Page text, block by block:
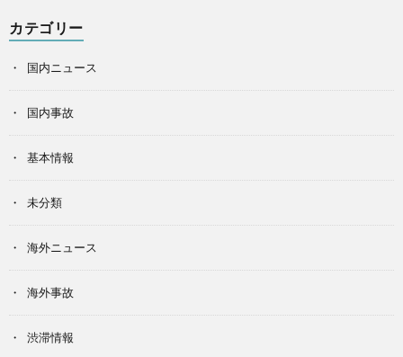
カテゴリー
国内ニュース
国内事故
基本情報
未分類
海外ニュース
海外事故
渋滞情報